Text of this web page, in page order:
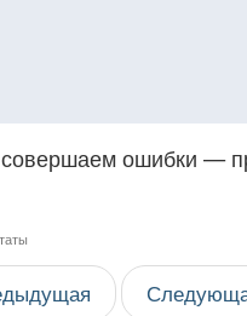
ошибки —